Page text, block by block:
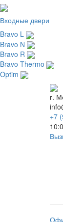
Входные двери
Bravo L
Bravo N
Bravo R
Bravo Thermo
Optim
г.
+7